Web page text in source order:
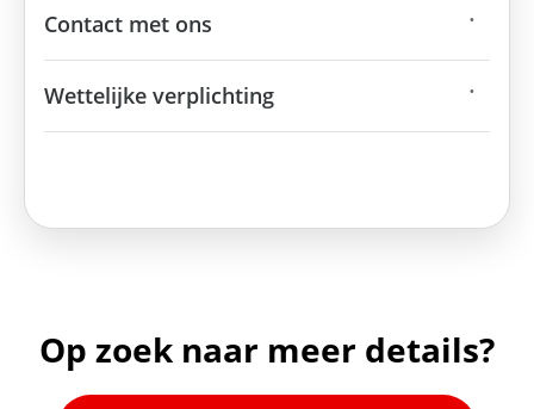
Contact met ons
Wettelijke verplichting
Op zoek naar meer details?